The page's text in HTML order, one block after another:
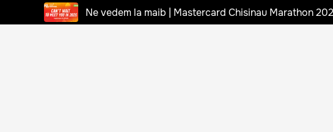
Ne vedem la maib | Mastercard Chisinau Marathon